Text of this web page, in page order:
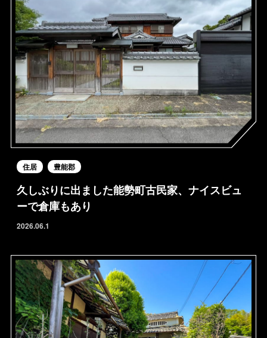
住居 豊能郡
久しぶりに出ました能勢町古民家、ナイスビュ
ーで倉庫もあり
2026.06.1